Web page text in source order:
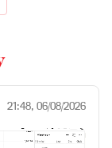
21:48, 06/08/2026